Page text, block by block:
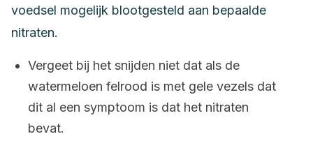
voedsel mogelijk blootgesteld aan bepaalde
nitraten.
Vergeet bij het snijden niet dat als de
watermeloen felrood is met gele vezels dat
dit al een symptoom is dat het nitraten
bevat.